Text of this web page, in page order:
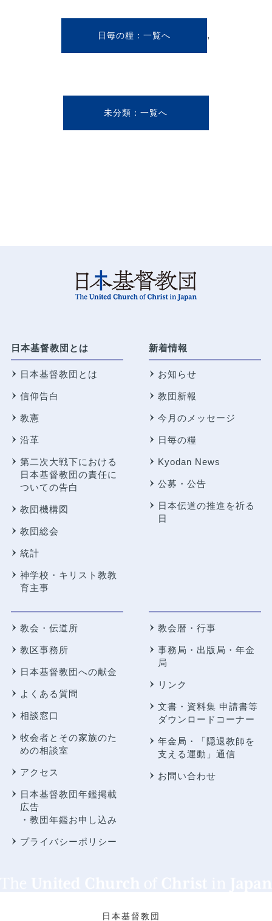
日毎の糧 ,
未分類
日本基督教団とは
日本基督教団とは
信仰告白
教憲
沿革
第二次大戦下における
日本基督教団の責任に
ついての告白
教団機構図
教団総会
統計
神学校・キリスト教教
育主事
新着情報
お知らせ
教団新報
今月のメッセージ
日毎の糧
Kyodan News
公募・公告
日本伝道の推進を祈る
日
教会・伝道所
教区事務所
日本基督教団への献金
よくある質問
相談窓口
牧会者とその家族のた
めの相談室
アクセス
日本基督教団年鑑掲載
広告
・教団年鑑お申し込み
プライバシーポリシー
教会暦・行事
事務局・出版局・年金
局
リンク
文書・資料集 申請書等
ダウンロードコーナー
年金局・
「隠退教師を
支える運動」通信
お問い合わせ
日本基督教団